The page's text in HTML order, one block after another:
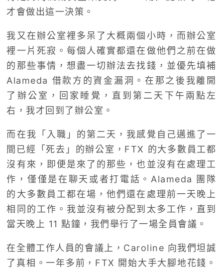
才會做出這一決策。
我又在辦公室裡多呆了大概兩個小時，而辦公室
裡一片死寂。每個人確實都還在做他們之前在做
的那些事情，想盡一切辦法去找錢，並優先填補
Alameda 借款方的資金漏洞。在那之後我離開
了辦公室，回家睡覺，直到第二天下午兩點左
右，我才回到了辦公室。
而在我「入職」的第二天，我感覺自己邁進了一
間已經「死去」的辦公室，FTX 的大多數員工都
沒有來，即便是來了的那些，也並沒有在處理工
作，僅僅是在聊天或者打電話。Alameda 團隊
的大多數員工都在場，他們還在處理前一天晚上
相同的工作。我並沒有被分配到太多工作，直到
當天晚上 11 點鐘，我們舉行了一場全員會議。
在全體工作人員的會議上，Caroline 向我們坦誠
了真相。一年多前，FTX 開始大手大腳地花錢。